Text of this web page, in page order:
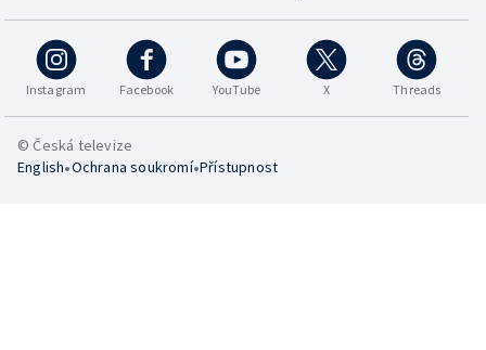
Instagram Facebook YouTube X Threads
© Česká televize
English•Ochrana soukromí•Přístupnost